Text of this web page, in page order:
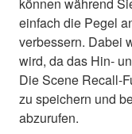
einfach die Pegel
verbessern. Dabei
wird, da das Hin-
Die Scene Recall-
zu speichern und
abzurufen.